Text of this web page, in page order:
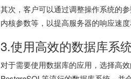
其次，客户可以通过调整操作系统的
内核参数等，以提高服务器的响应速度
3.使用高效的数据库系
对于需要使用数据库的应用，选择高